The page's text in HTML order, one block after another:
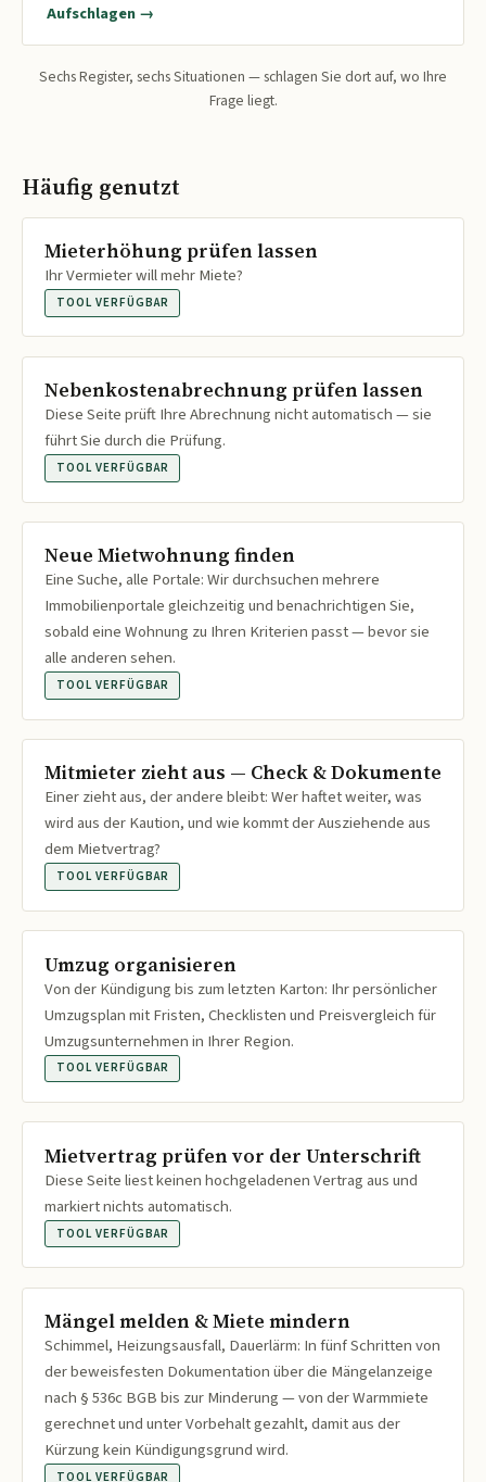
Aufschlagen →
Sechs Register, sechs Situationen — schlagen Sie dort auf, wo Ihre
Frage liegt.
Häufig genutzt
Mieterhöhung prüfen lassen
Ihr Vermieter will mehr Miete?
TOOL VERFÜGBAR
Nebenkostenabrechnung prüfen lassen
Diese Seite prüft Ihre Abrechnung nicht automatisch — sie
führt Sie durch die Prüfung.
TOOL VERFÜGBAR
Neue Mietwohnung finden
Eine Suche, alle Portale: Wir durchsuchen mehrere
Immobilienportale gleichzeitig und benachrichtigen Sie,
sobald eine Wohnung zu Ihren Kriterien passt — bevor sie
alle anderen sehen.
TOOL VERFÜGBAR
Mitmieter zieht aus — Check & Dokumente
Einer zieht aus, der andere bleibt: Wer haftet weiter, was
wird aus der Kaution, und wie kommt der Ausziehende aus
dem Mietvertrag?
TOOL VERFÜGBAR
Umzug organisieren
Von der Kündigung bis zum letzten Karton: Ihr persönlicher
Umzugsplan mit Fristen, Checklisten und Preisvergleich für
Umzugsunternehmen in Ihrer Region.
TOOL VERFÜGBAR
Mietvertrag prüfen vor der Unterschrift
Diese Seite liest keinen hochgeladenen Vertrag aus und
markiert nichts automatisch.
TOOL VERFÜGBAR
Mängel melden & Miete mindern
Schimmel, Heizungsausfall, Dauerlärm: In fünf Schritten von
der beweisfesten Dokumentation über die Mängelanzeige
nach § 536c BGB bis zur Minderung — von der Warmmiete
gerechnet und unter Vorbehalt gezahlt, damit aus der
Kürzung kein Kündigungsgrund wird.
TOOL VERFÜGBAR